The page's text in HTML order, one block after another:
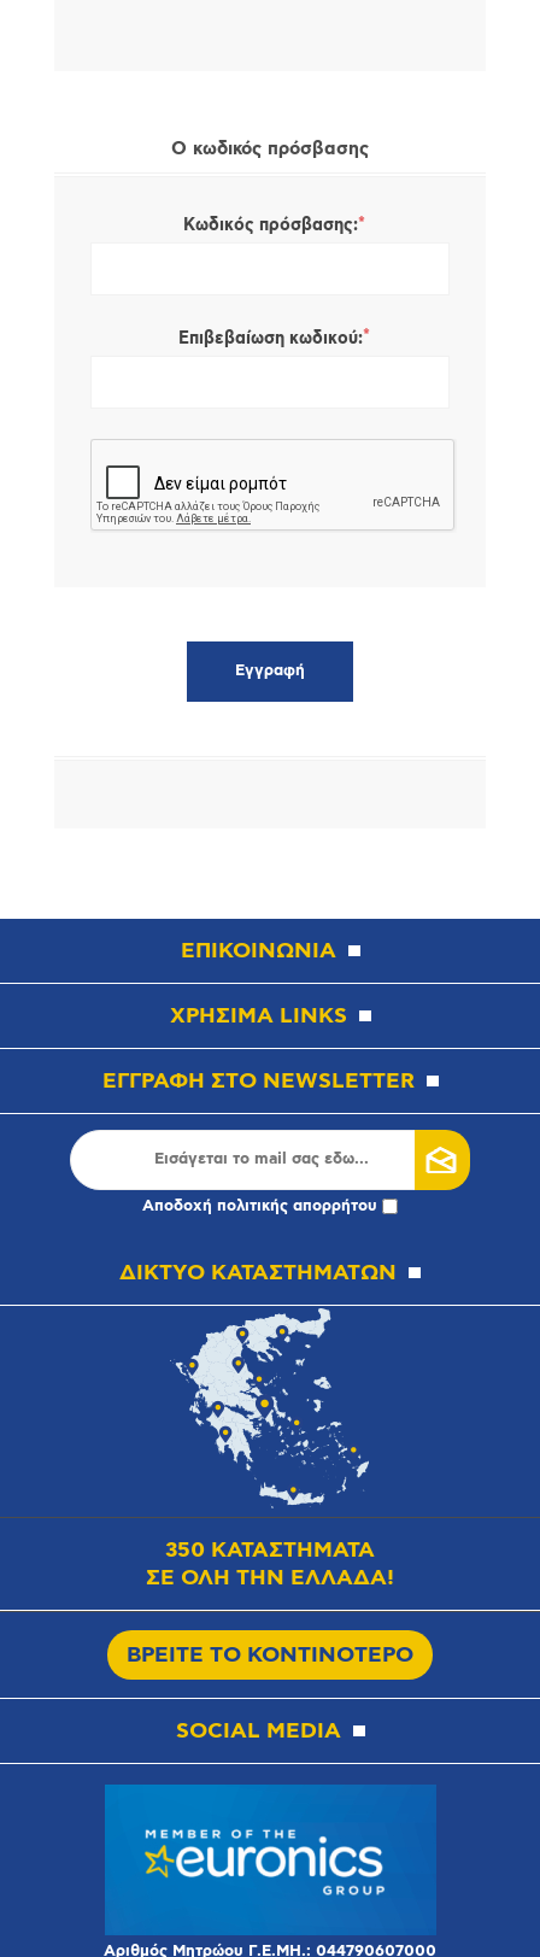
Ο κωδικός πρόσβασης
Κωδικός πρόσβασης:*
Επιβεβαίωση κωδικού:*
ΕΠΙΚΟΙΝΩΝΙΑ
ΧΡΗΣΙΜΑ LINKS
ΕΓΓΡΑΦΗ ΣΤΟ NEWSLETTER
Αποδοχή πολιτικής απορρήτου
ΔΙΚΤΥΟ ΚΑΤΑΣΤΗΜΑΤΩΝ
350 ΚΑΤΑΣΤΗΜΑΤΑ
ΣΕ ΟΛΗ ΤΗΝ ΕΛΛΑΔΑ!
ΒΡΕΙΤΕ ΤΟ ΚΟΝΤΙΝΟΤΕΡΟ
SOCIAL MEDIA